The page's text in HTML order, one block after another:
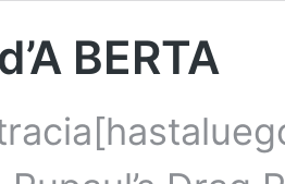
BERTA